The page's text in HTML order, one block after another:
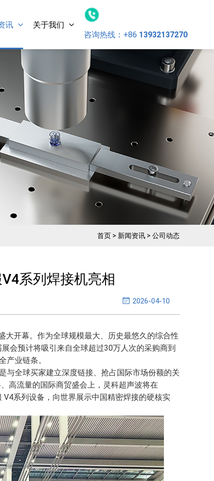
讯
关于我们
咨询热线： +86 13932137270
首页 > 新闻资讯 > 公司动态
系列焊接机亮相
2026-04-10
开幕。作为全球规模最大、历史最悠久的综合性
会预计将吸引来自全球超过30万人次的采购商到
产业链条。
与全球买家建立深度链接、抢占国际市场份额的关
、高流量的国际商贸盛会上，灵科超声波将在
V4系列设备，向世界展示中国精密焊接的硬核实